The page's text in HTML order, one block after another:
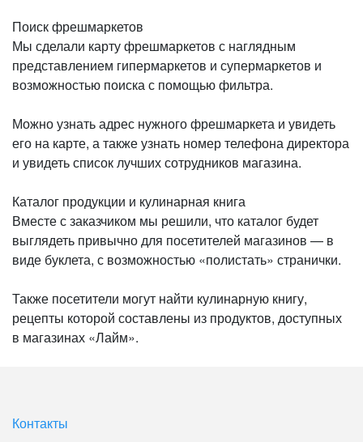
Поиск фрешмаркетов
Мы сделали карту фрешмаркетов с наглядным
представлением гипермаркетов и супермаркетов и
возможностью поиска с помощью фильтра.
Можно узнать адрес нужного фрешмаркета и увидеть
его на карте, а также узнать номер телефона директора
и увидеть список лучших сотрудников магазина.
Каталог продукции и кулинарная книга
Вместе с заказчиком мы решили, что каталог будет
выглядеть привычно для посетителей магазинов — в
виде буклета, с возможностью «полистать» странички.
Также посетители могут найти кулинарную книгу,
рецепты которой составлены из продуктов, доступных
в магазинах «Лайм».
Контакты